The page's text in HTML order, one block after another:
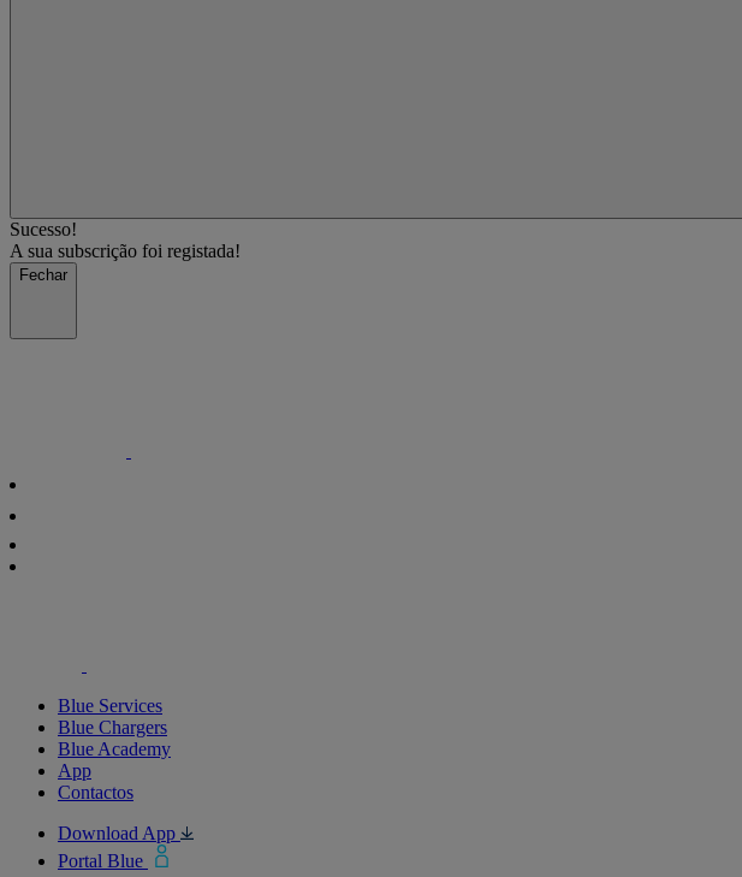
Sucesso!
A sua subscrição foi registada!
Fechar
Blue Services
Blue Chargers
Blue Academy
App
Contactos
Download App
Portal Blue